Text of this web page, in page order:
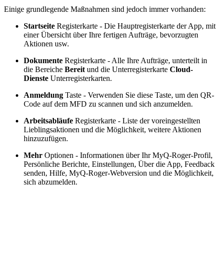
Einige grundlegende Maßnahmen sind jedoch immer vorhanden:
Startseite Registerkarte - Die Hauptregisterkarte der App, mit
einer Übersicht über Ihre fertigen Aufträge, bevorzugten
Aktionen usw.
Dokumente Registerkarte - Alle Ihre Aufträge, unterteilt in
die Bereiche Bereit und die Unterregisterkarte Cloud-
Dienste Unterregisterkarten.
Anmeldung Taste - Verwenden Sie diese Taste, um den QR-
Code auf dem MFD zu scannen und sich anzumelden.
Arbeitsabläufe Registerkarte - Liste der voreingestellten
Lieblingsaktionen und die Möglichkeit, weitere Aktionen
hinzuzufügen.
Mehr Optionen - Informationen über Ihr MyQ-Roger-Profil,
Persönliche Berichte, Einstellungen, Über die App, Feedback
senden, Hilfe, MyQ-Roger-Webversion und die Möglichkeit,
sich abzumelden.